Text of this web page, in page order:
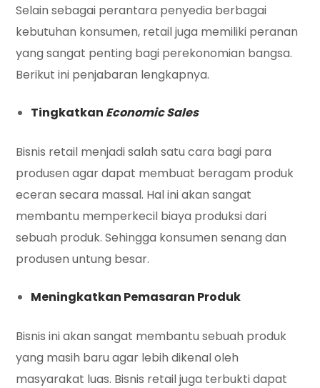
Selain sebagai perantara penyedia berbagai
kebutuhan konsumen, retail juga memiliki peranan
yang sangat penting bagi perekonomian bangsa.
Berikut ini penjabaran lengkapnya.
Tingkatkan Economic Sales
Bisnis retail menjadi salah satu cara bagi para
produsen agar dapat membuat beragam produk
eceran secara massal. Hal ini akan sangat
membantu memperkecil biaya produksi dari
sebuah produk. Sehingga konsumen senang dan
produsen untung besar.
Meningkatkan Pemasaran Produk
Bisnis ini akan sangat membantu sebuah produk
yang masih baru agar lebih dikenal oleh
masyarakat luas. Bisnis retail juga terbukti dapat